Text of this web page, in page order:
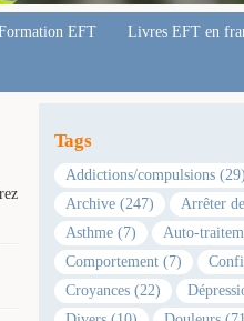
EFT Livres EFT en
Tags
Addictions/compulsions (29)
Archive (247)
Arrêter
Asthme (7)
Auto-
Comportement (7)
Croyances (22)